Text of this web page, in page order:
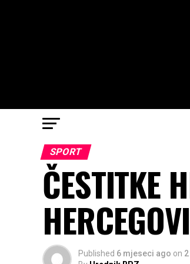
SPORT
ČESTITKE
Published 6 mjeseci ago on